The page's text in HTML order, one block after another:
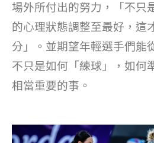
場外所付出的努力，「不只
的心理狀態調整至最好，這
分」。並期望年輕選手們能
不只是如何「練球」，如何
相當重要的事。